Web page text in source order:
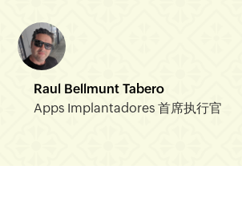
Raul Bellmunt Tabero
Apps Implantadores 首席执行官